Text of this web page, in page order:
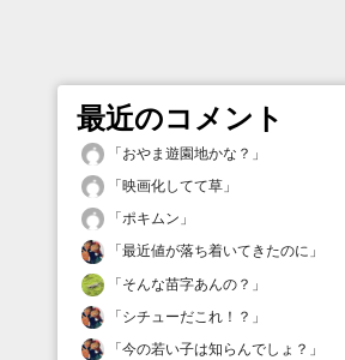
最近のコメント
「おやま遊園地かな？ 」
「映画化してて草 」
「ポキムン 」
「最近値が落ち着いてきたのに 」
「そんな苗字あんの？ 」
「シチューだこれ！？ 」
「今の若い子は知らんでしょ？ 」